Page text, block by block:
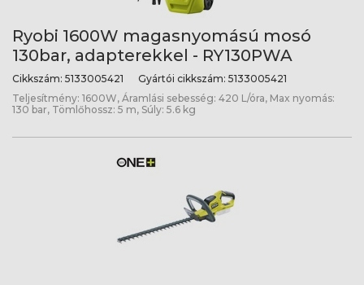
Ryobi 1600W magasnyomású mosó
130bar, adapterekkel - RY130PWA
Cikkszám: 5133005421 Gyártói cikkszám: 5133005421
Teljesítmény: 1600W, Áramlási sebesség: 420 L/óra, Max nyomás:
130 bar, Tömlőhossz: 5 m, Súly: 5.6 kg